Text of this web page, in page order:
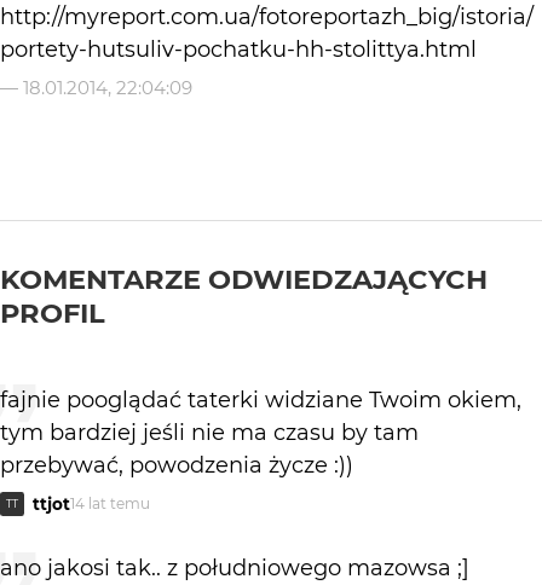
http://myreport.com.ua/fotoreportazh_big/istoria/
portety-hutsuliv-pochatku-hh-stolittya.html
— 18.01.2014, 22:04:09
KOMENTARZE ODWIEDZAJĄCYCH
PROFIL
fajnie pooglądać taterki widziane Twoim okiem,
tym bardziej jeśli nie ma czasu by tam
przebywać, powodzenia życze :))
TT ttjot14 lat temu
ano jakosi tak.. z południowego mazowsa ;]